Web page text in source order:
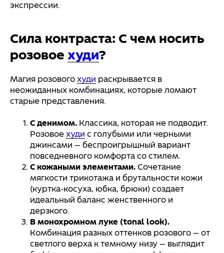
экспрессии.
Сила контраста: С чем носить
розовое худи?
Магия розового худи раскрывается в
неожиданных комбинациях, которые ломают
старые представления.
С денимом. Классика, которая не подводит.
Розовое худи с голубыми или черными
джинсами — беспроигрышный вариант
повседневного комфорта со стилем.
С кожаными элементами. Сочетание
мягкости трикотажа и брутальности кожи
(куртка-косуха, юбка, брюки) создает
идеальный баланс женственного и
дерзкого.
В монохромном луке (tonal look).
Комбинация разных оттенков розового — от
светлого верха к темному низу — выглядит